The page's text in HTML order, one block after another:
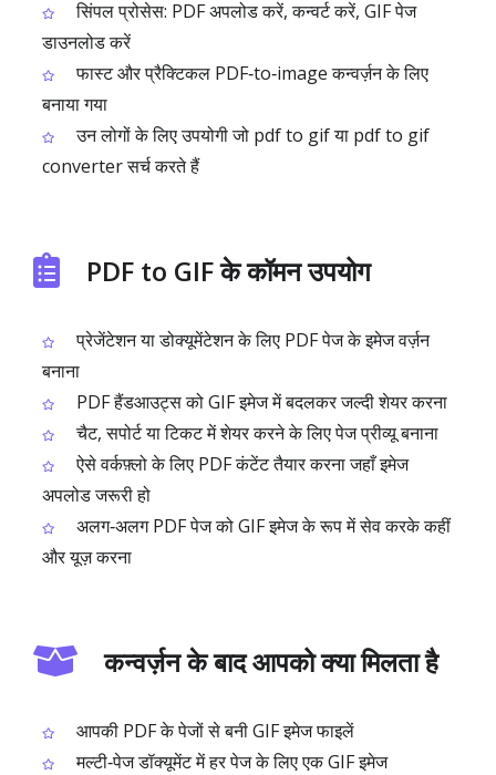
सिंपल प्रोसेस: PDF अपलोड करें, कन्वर्ट करें, GIF पेज
डाउनलोड करें
फास्ट और प्रैक्टिकल PDF‑to‑image कन्वर्ज़न के लिए
बनाया गया
उन लोगों के लिए उपयोगी जो pdf to gif या pdf to gif
converter सर्च करते हैं
PDF to GIF के कॉमन उपयोग
प्रेजेंटेशन या डोक्यूमेंटेशन के लिए PDF पेज के इमेज वर्ज़न
बनाना
PDF हैंडआउट्स को GIF इमेज में बदलकर जल्दी शेयर करना
चैट, सपोर्ट या टिकट में शेयर करने के लिए पेज प्रीव्यू बनाना
ऐसे वर्कफ़्लो के लिए PDF कंटेंट तैयार करना जहाँ इमेज
अपलोड जरूरी हो
अलग‑अलग PDF पेज को GIF इमेज के रूप में सेव करके कहीं
और यूज़ करना
कन्वर्ज़न के बाद आपको क्या मिलता है
आपकी PDF के पेजों से बनी GIF इमेज फाइलें
मल्टी‑पेज डॉक्यूमेंट में हर पेज के लिए एक GIF इमेज